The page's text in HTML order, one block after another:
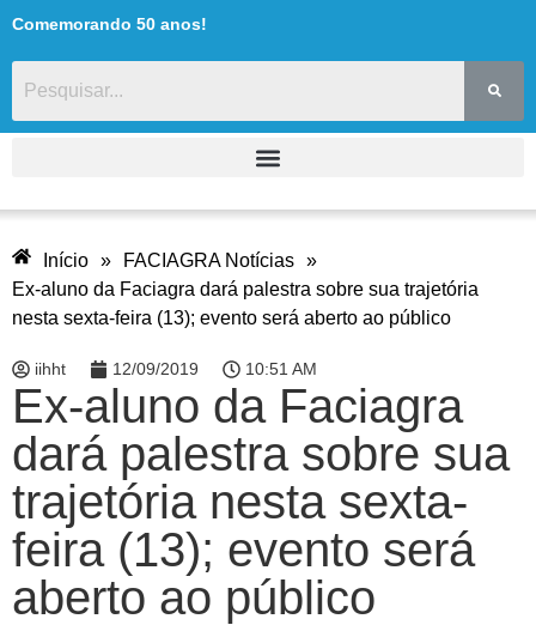
Comemorando 50 anos!
Início » FACIAGRA Notícias »
Ex-aluno da Faciagra dará palestra sobre sua trajetória
nesta sexta-feira (13); evento será aberto ao público
iihht 12/09/2019 10:51 AM
Ex-aluno da Faciagra
dará palestra sobre sua
trajetória nesta sexta-
feira (13); evento será
aberto ao público